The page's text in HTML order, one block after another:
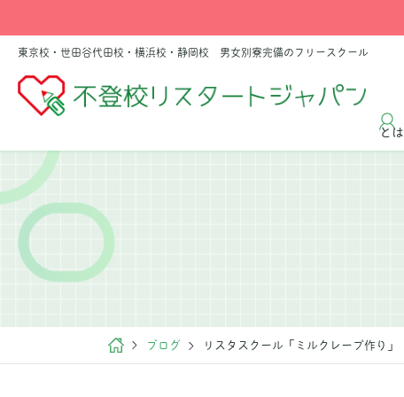
東京校・世田谷代田校・横浜校・静岡校 男女別寮完備のフリースクール
とは
ブログ リスタスクール「ミルクレープ作り」